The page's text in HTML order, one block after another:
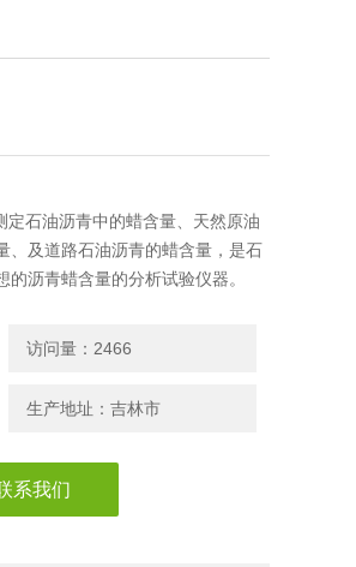
石油沥青中的蜡含量、天然原油
、及道路石油沥青的蜡含量，是石
沥青蜡含量的分析试验仪器。
访问量：2466
生产地址：吉林市
系我们